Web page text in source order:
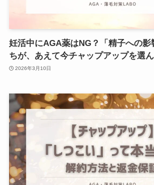
妊活中にAGA薬はNG？「精子への影
ちが、あえて今チャップアップを選
2026年3月10日